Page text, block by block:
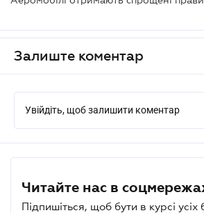
Залиште коментар
Увійдіть, щоб залишити коментар
Читайте нас в
Підпишіться, щоб бути в курсі усіх